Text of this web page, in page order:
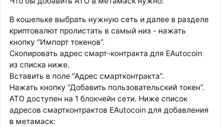
В кошельке выбрать нужную сеть и далее в разделе
криптовалют пролистать в самый низ - нажать
кнопку “Импорт токенов”.
Скопировать адрес смарт-контракта для EAutocoin
из списка ниже.
Вставить в поле “Адрес смартконтракта”.
Нажать кнопку “Добавить пользовательский токен”.
ATO доступен на 1 блокчейн сети. Ниже список
адресов смартконтрактов EAutocoin для добавления
в метамаск: